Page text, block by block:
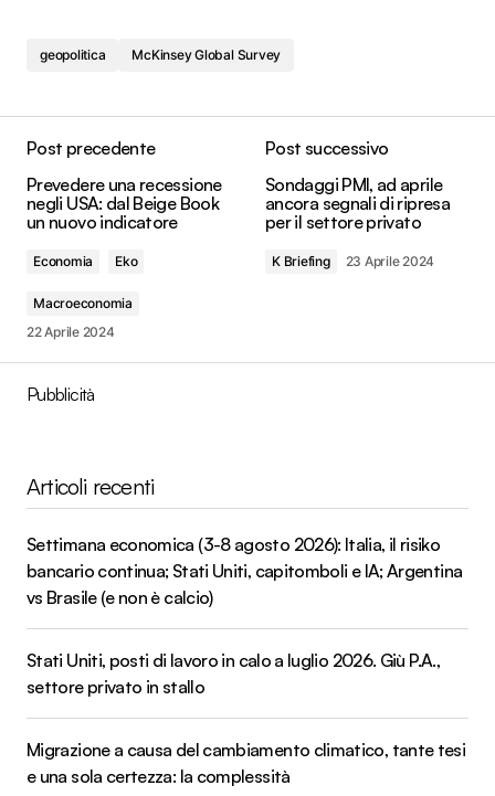
geopolitica McKinsey Global Survey
Post precedente
Prevedere una recessione
negli USA: dal Beige Book
un nuovo indicatore
Economia Eko
Macroeconomia
22 Aprile 2024
Post successivo
Sondaggi PMI, ad aprile
ancora segnali di ripresa
per il settore privato
K Briefing 23 Aprile 2024
Pubblicità
Articoli recenti
Settimana economica (3-8 agosto 2026): Italia, il risiko
bancario continua; Stati Uniti, capitomboli e IA; Argentina
vs Brasile (e non è calcio)
Stati Uniti, posti di lavoro in calo a luglio 2026. Giù P.A.,
settore privato in stallo
Migrazione a causa del cambiamento climatico, tante tesi
e una sola certezza: la complessità